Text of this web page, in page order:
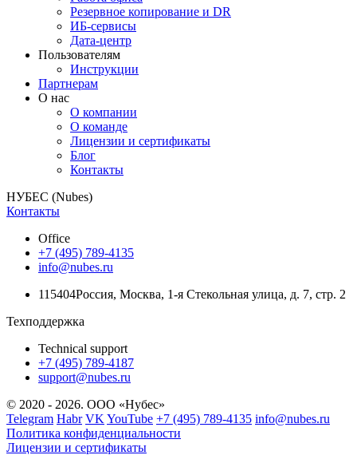
Резервное копирование и DR
ИБ-сервисы
Дата-центр
Пользователям
Инструкции
Партнерам
О нас
О компании
О команде
Лицензии и сертификаты
Блог
Контакты
НУБЕС (Nubes)
Контакты
Office
+7 (495) 789-4135
info@nubes.ru
115404Россия, Москва, 1-я Стекольная улица, д. 7, стр. 2
Техподдержка
Technical support
+7 (495) 789-4187
support@nubes.ru
© 2020 - 2026. ООО «Нубес»
Telegram Habr VK YouTube +7 (495) 789-4135 info@nubes.ru
Политика конфиденциальности
Лицензии и сертификаты